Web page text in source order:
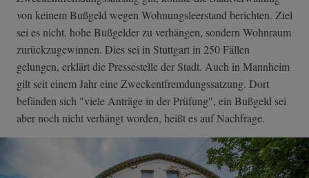
von keinem Bußgeld wegen Wohnungsleerstand berichten. Ziel
sei es nicht, hohe Bußgelder zu verhängen, sondern Wohnraum
zurückzugewinnen. Dies sei in Stuttgart in 250 Fällen
gelungen, erklärt die Pressestelle der Stadt. Auch in Mannheim
gilt seit einem Jahr eine Zweckentfremdungssatzung. Dort
befänden sich "viele Anträge in der Prüfung", ein Bußgeld sei
aber noch nicht verhängt worden, heißt es auf Nachfrage.